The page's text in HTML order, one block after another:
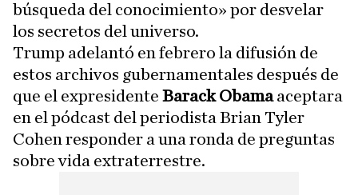
búsqueda del conocimiento» por desvelar
los secretos del universo.
Trump adelantó en febrero la difusión de
estos archivos gubernamentales después de
que el expresidente Barack Obamaaceptara
en el pódcast del periodista Brian Tyler
Cohen responder a una ronda de preguntas
sobre vida extraterrestre.